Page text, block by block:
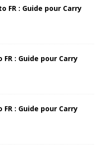
FR : Guide pour Carry
FR : Guide pour Carry
FR : Guide pour Carry